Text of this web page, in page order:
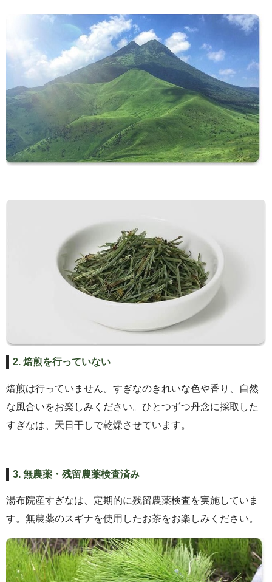
2. 焙煎を行っていない
焙煎は行っていません。すぎなのきれいな色や香り、自然
な風合いをお楽しみください。ひとつずつ丹念に採取した
すぎなは、天日干しで乾燥させています。
3. 無農薬・残留農薬検査済み
湯布院産すぎなは、定期的に残留農薬検査を実施していま
す。無農薬のスギナを使用したお茶をお楽しみください。